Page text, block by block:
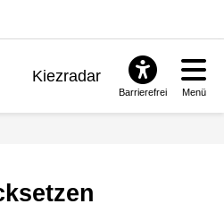
Kiezradar
Barrierefrei Menü